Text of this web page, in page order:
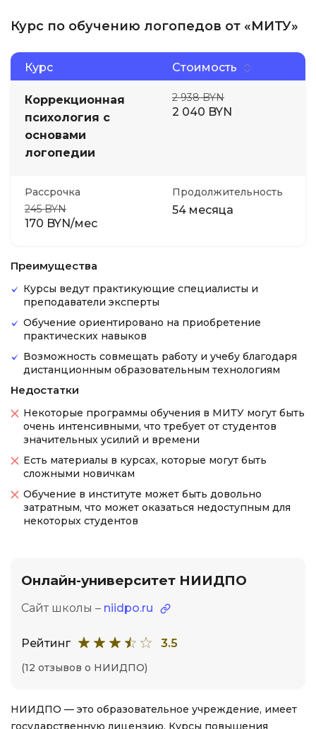
Курс по обучению логопедов от «МИТУ»
Курс Стоимость
Коррекционная
психология с
основами
логопедии
2 938 BYN
2 040 BYN
Рассрочка
245 BYN
170 BYN/мес
Продолжительность
54 месяца
Преимущества
Курсы ведут практикующие специалисты и
преподаватели эксперты
Обучение ориентировано на приобретение
практических навыков
Возможность совмещать работу и учебу благодаря
дистанционным образовательным технологиям
Недостатки
Некоторые программы обучения в МИТУ могут быть
очень интенсивными, что требует от студентов
значительных усилий и времени
Есть материалы в курсах, которые могут быть
сложными новичкам
Обучение в институте может быть довольно
затратным, что может оказаться недоступным для
некоторых студентов
Онлайн-университет НИИДПО
Сайт школы – niidpo.ru
Рейтинг 3.5
(12 отзывов о НИИДПО)
НИИДПО — это образовательное учреждение, имеет
государственную лицензию. Курсы повышения